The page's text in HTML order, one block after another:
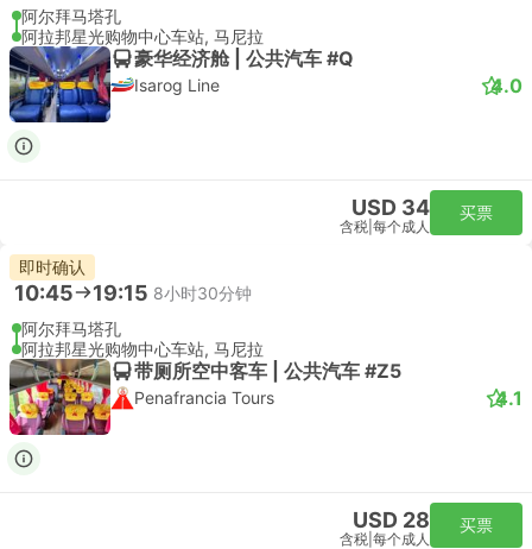
阿尔拜马塔孔
阿拉邦星光购物中心车站, 马尼拉
豪华经济舱 | 公共汽车 #Q
Isarog Line 4.0
USD 34
含税 每个成人
买票
即时确认
10:45 19:15 8小时30分钟
阿尔拜马塔孔
阿拉邦星光购物中心车站, 马尼拉
带厕所空中客车 | 公共汽车 #Z5
Penafrancia Tours 4.1
USD 28
含税 每个成人
买票